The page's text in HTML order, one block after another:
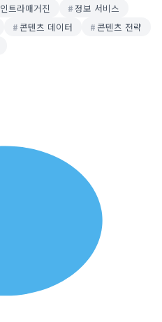
인트라매거진
정보 서비스
콘텐츠 데이터
콘텐츠 전략